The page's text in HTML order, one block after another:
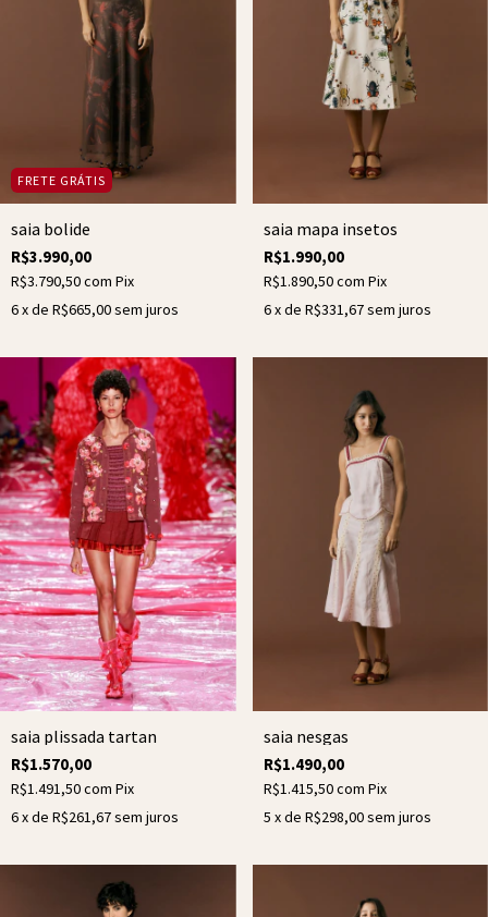
FRETE GRÁTIS
saia bolide
R$3.990,00
R$3.790,50com Pix
6x de R$665,00sem juros
saia mapa insetos
R$1.990,00
R$1.890,50com Pix
6x de R$331,67sem juros
saia plissada tartan
R$1.570,00
R$1.491,50com Pix
6x de R$261,67sem juros
saia nesgas
R$1.490,00
R$1.415,50com Pix
5 x de R$298,00sem juros